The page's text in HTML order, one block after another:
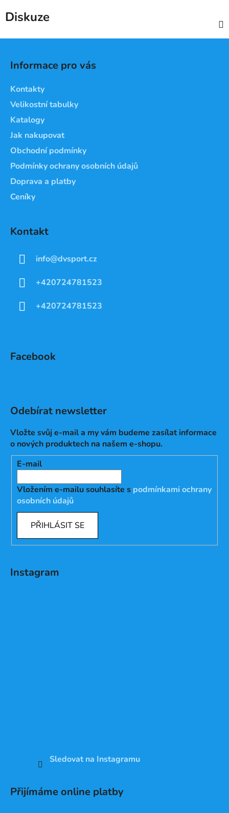
Diskuze
Informace pro vás
Kontakty
Velikostní tabulky
Katalogy
Jak nakupovat
Obchodní podmínky
Podmínky ochrany osobních údajů
Doprava a platby
Ceníky
Kontakt
info@dvsport.cz
+420724781523
+420724781523
Facebook
Odebírat newsletter
Vložte svůj e-mail a my vám budeme zasílat informace
o nových produktech na našem e-shopu.
E-mail
Vložením e-mailu souhlasíte s podmínkami ochrany
osobních údajů
PŘIHLÁSIT SE
Instagram
Sledovat na Instagramu
Přijímáme online platby